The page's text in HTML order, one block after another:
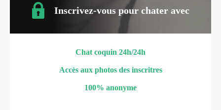
Inscrivez-vous pour chater avec
Chat coquin 24h/24h
Accès aux photos des inscritres
100% anonyme